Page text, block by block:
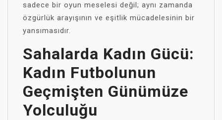
sadece bir oyun meselesi değil; aynı zamanda
özgürlük arayışının ve eşitlik mücadelesinin bir
yansımasıdır.
Sahalarda Kadın Gücü:
Kadın Futbolunun
Geçmişten Günümüze
Yolculuğu